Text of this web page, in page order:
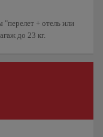
"перелет + отель или
до 23 кг.